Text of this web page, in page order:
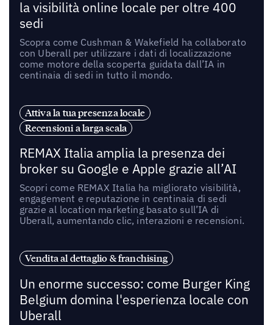
la visibilità online locale per oltre 400
sedi
Scopra come Cushman & Wakefield ha collaborato
con Uberall per utilizzare i dati di localizzazione
come motore della scoperta guidata dall’IA in
centinaia di sedi in tutto il mondo.
Attiva la tua presenza locale
Recensioni a larga scala
REMAX Italia amplia la presenza dei
broker su Google e Apple grazie all’AI
Scopri come REMAX Italia ha migliorato visibilità,
engagement e reputazione in centinaia di sedi
grazie al location marketing basato sull’IA di
Uberall, aumentando clic, interazioni e recensioni.
Vendita al dettaglio & franchising
Un enorme successo: come Burger King
Belgium domina l'esperienza locale con
Uberall